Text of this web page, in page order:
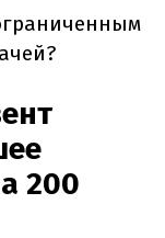
200